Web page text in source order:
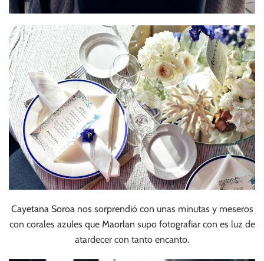
Cayetana Soroanos sorprendió con unas minutas y meseros
con corales azules que Maorlan supo fotografiar con es luz de
atardecer con tanto encanto.